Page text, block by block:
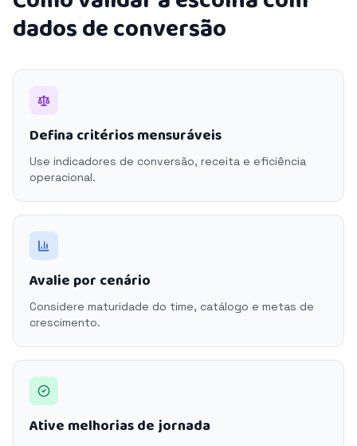
dados de conversão
Defina critérios mensuráveis
Use indicadores de conversão, receita e eficiência
operacional.
Avalie por cenário
Considere maturidade do time, catálogo e metas de
crescimento.
Ative melhorias de jornada